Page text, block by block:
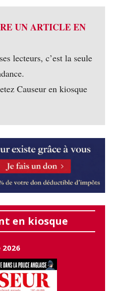
UN ARTICLE EN
lecteurs, c’est la seule
Causeur en kiosque
en kiosque
2026